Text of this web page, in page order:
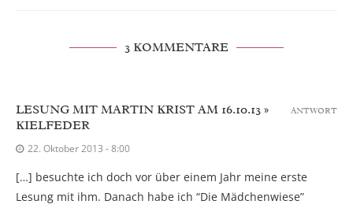
3 KOMMENTARE
LESUNG MIT MARTIN KRIST AM 16.10.13 »
KIELFEDER
22. Oktober 2013 - 8:00
[…] besuchte ich doch vor über einem Jahr meine erste
Lesung mit ihm. Danach habe ich “Die Mädchenwiese”
ANTWORT